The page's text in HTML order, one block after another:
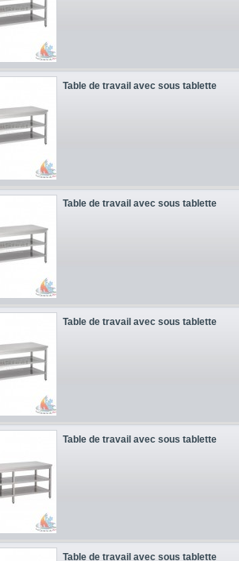
Table de travail avec sous tablette
Table de travail avec sous tablette
Table de travail avec sous tablette
Table de travail avec sous tablette
Table de travail avec sous tablette